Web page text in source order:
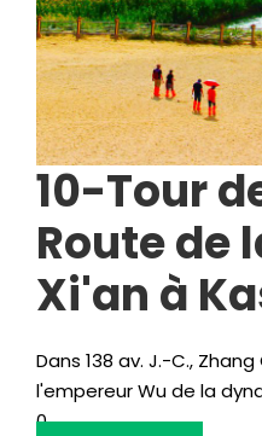
10-Tour
Route de
Xi'an à
Dans 138 av. J.-C.,
l'empereur Wu de la
0